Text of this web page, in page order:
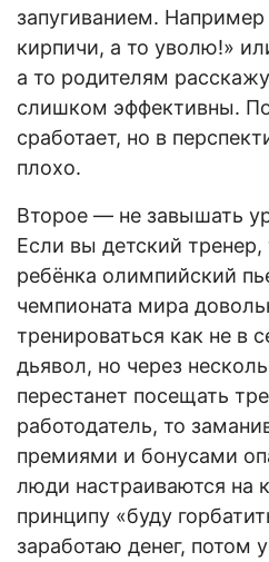
запугиванием. Например
кирпичи, а то уволю!»
а то родителям
слишком эффективны.
сработает, но в
плохо.
Второе — не завышать
Если вы детский тренер,
ребёнка олимпийский
чемпионата мира
тренироваться как не в
дьявол, но через
перестанет посещать
работодатель, то
премиями и бонусами
люди настраиваются на
принципу «буду
заработаю денег, потом